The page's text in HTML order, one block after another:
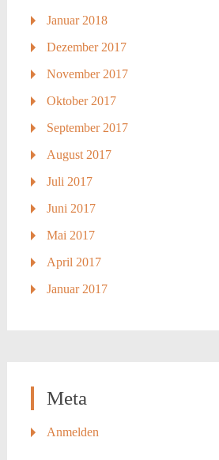
Januar 2018
Dezember 2017
November 2017
Oktober 2017
September 2017
August 2017
Juli 2017
Juni 2017
Mai 2017
April 2017
Januar 2017
Meta
Anmelden